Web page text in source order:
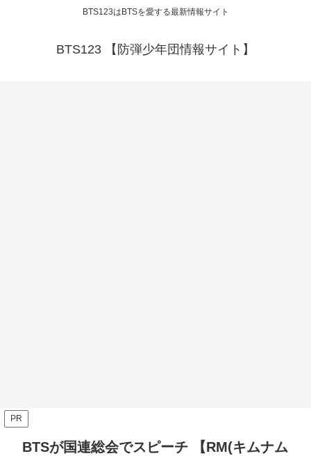
BTS123はBTSを愛する最新情報サイト
BTS123 【防弾少年団情報サイト】
PR
BTSが国連総会でスピーチ 【RM(キムナム